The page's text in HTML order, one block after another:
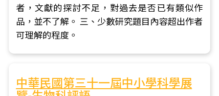
者，文獻的探討不足，對過去是否已有類似作
品，並不了解。 三、少數研究題目內容超出作者
可理解的程度。
中華民國第三十一屆中小學科學展